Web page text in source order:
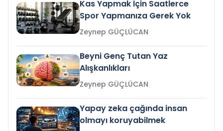
Kas Yapmak İçin Saatlerce
Spor Yapmanıza Gerek Yok
Zeynep GÜÇLÜCAN
Beyni Genç Tutan Yaz
Alışkanlıkları
Zeynep GÜÇLÜCAN
Yapay zeka çağında insan
olmayı koruyabilmek